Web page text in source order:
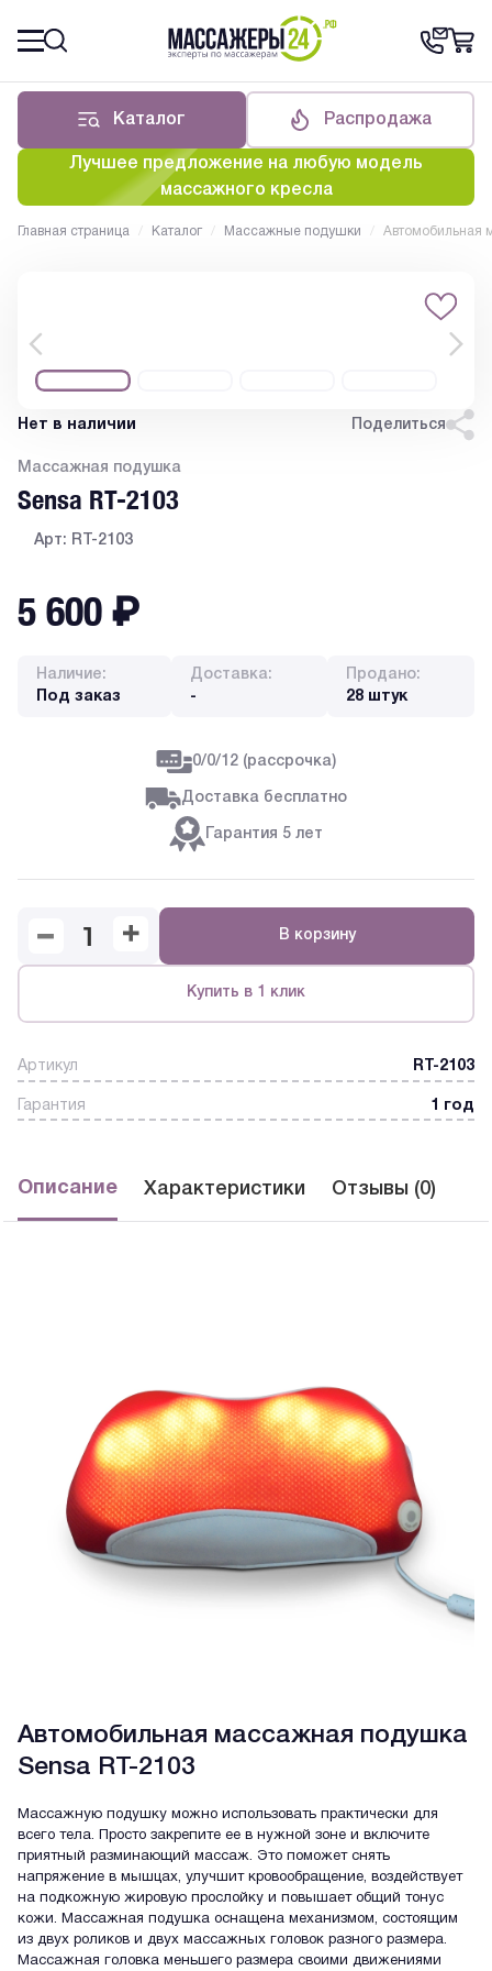
Каталог Распродажа
Лучшее предложение на любую модель
массажного кресла
Главная страница / Каталог / Массажные подушки / Автомобильная
Нет в наличии Поделиться
Массажная подушка
Sensa RT-2103
Арт: RT-2103
5 600 ₽
Наличие:
Под заказ
Доставка:
-
Продано:
28 штук
0/0/12 (рассрочка)
Доставка бесплатно
Гарантия 5 лет
В корзину
Купить в 1 клик
Артикул RT-2103
Гарантия 1 год
Описание Характеристики Отзывы (0)
Автомобильная массажная подушка
Sensa RT-2103
Массажную подушку можно использовать практически для
всего тела. Просто закрепите ее в нужной зоне и включите
приятный разминающий массаж. Это поможет снять
напряжение в мышцах, улучшит кровообращение, воздействует
на подкожную жировую прослойку и повышает общий тонус
кожи. Массажная подушка оснащена механизмом, состоящим
из двух роликов и двух массажных головок разного размера.
Массажная головка меньшего размера своими движениями